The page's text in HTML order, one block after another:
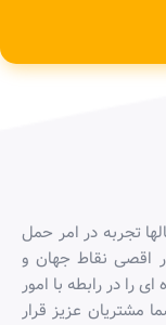
تجربه در امر حمل
اقصی نقاط جهان و
را در رابطه با امور
مشتریان عزیز قرار